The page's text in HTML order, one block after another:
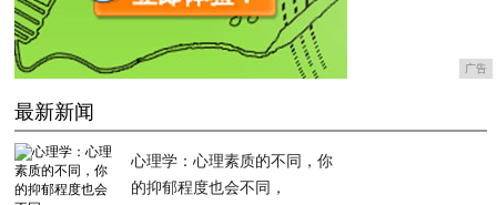
广告
最新新闻
心理学：心理素质的不同，你
的抑郁程度也会不同，